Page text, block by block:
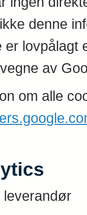
denne
er lovpålagt
av
om alle